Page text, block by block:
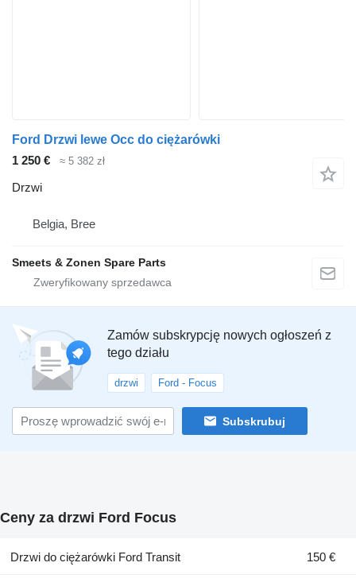
Ford Drzwi lewe Occ do ciężarówki
1 250 €
≈ 5 382 zł
Drzwi
Belgia, Bree
Smeets & Zonen Spare Parts
Zamów subskrypcję nowych ogłoszeń z
tego działu
drzwi Ford - Focus
Subskrubuj
Ceny za drzwi Ford Focus
Drzwi do ciężarówki Ford Transit 150 €